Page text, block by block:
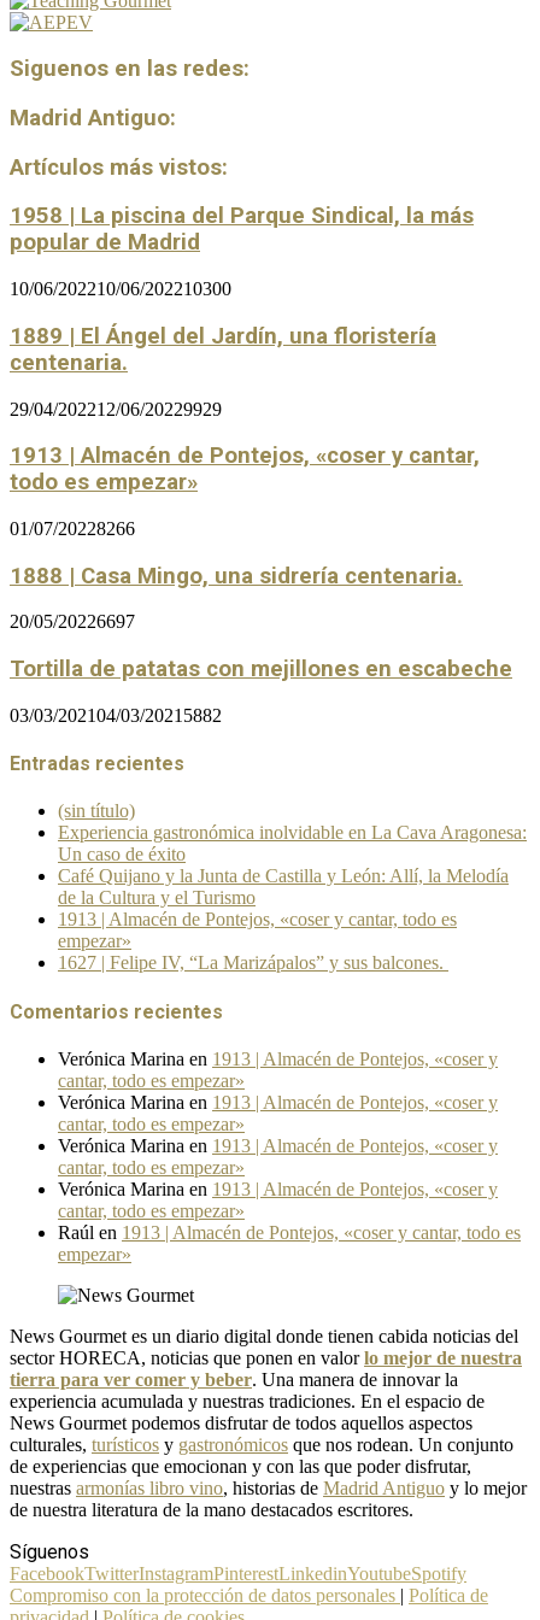
Siguenos en las redes:
Madrid Antiguo:
Artículos más vistos:
1958 | La piscina del Parque Sindical, la más
popular de Madrid
10/06/202210/06/202210300
1889 | El Ángel del Jardín, una floristería
centenaria.
29/04/202212/06/20229929
1913 | Almacén de Pontejos, «coser y cantar,
todo es empezar»
01/07/20228266
1888 | Casa Mingo, una sidrería centenaria.
20/05/20226697
Tortilla de patatas con mejillones en escabeche
03/03/202104/03/2021 5882
Entradas recientes
(sin título)
Experiencia gastronómica inolvidable en La Cava Aragonesa:
Un caso de éxito
Café Quijano y la Junta de Castilla y León: Allí, la Melodía
de la Cultura y el Turismo
1913 | Almacén de Pontejos, «coser y cantar, todo es
empezar»
1627 | Felipe IV, “La Marizápalos” y sus balcones.
Comentarios recientes
Verónica Marina en 1913 | Almacén de Pontejos, «coser y
cantar, todo es empezar»
Verónica Marina en 1913 | Almacén de Pontejos, «coser y
cantar, todo es empezar»
Verónica Marina en 1913 | Almacén de Pontejos, «coser y
cantar, todo es empezar»
Verónica Marina en 1913 | Almacén de Pontejos, «coser y
cantar, todo es empezar»
Raúl en 1913 | Almacén de Pontejos, «coser y cantar, todo es
empezar»
News Gourmet es un diario digital donde tienen cabida noticias del
sector HORECA, noticias que ponen en valorlo mejor de nuestra
tierra para ver comer y beber. Una manera de innovar la
experiencia acumulada y nuestras tradiciones. En el espacio de
News Gourmet podemos disfrutar de todos aquellos aspectos
culturales, turísticos y gastronómicos que nos rodean. Un conjunto
de experiencias que emocionan y con las que poder disfrutar,
nuestras armonías libro vino, historias de Madrid Antiguo y lo mejor
de nuestra literatura de la mano destacados escritores.
Síguenos
FacebookTwitterInstagramPinterestLinkedinYoutubeSpotify
Compromiso con la protección de datos personales | Política de